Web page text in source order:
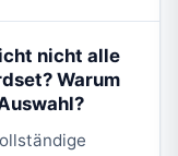
nicht alle
Warum